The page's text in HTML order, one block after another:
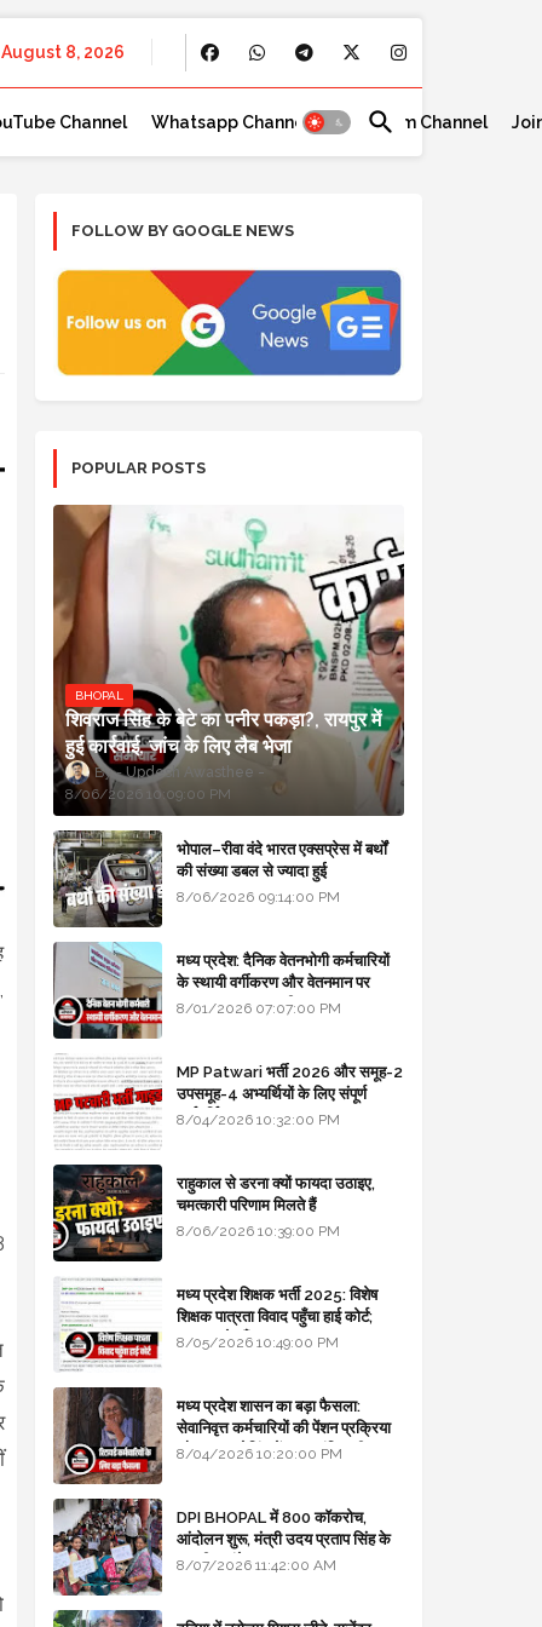
August 8, 2026
Channel Whatsapp Channel Telegram Channel
FOLLOW BY GOOGLE NEWS
POPULAR POSTS
BHOPAL
शिवराज सिंह के बेटे का पनीर पकड़ा?, रायपुर में
हुई कार्रवाई, जांच के लिए लैब भेजा
Updesh Awasthee
8/06/2026 10:09:00 PM
भोपाल–रीवा वंदे भारत एक्सप्रेस में बर्थों
की संख्या डबल से ज्यादा हुई
8/06/2026 09:14:00 PM
मध्य प्रदेश: दैनिक वेतनभोगी कर्मचारियों
के स्थायी वर्गीकरण और वेतनमान पर
सरकार का बड़ा स्पष्टीकरण
8/01/2026 07:07:00 PM
MP Patwari भर्ती 2026 और समूह-2
उपसमूह-4 अभ्यर्थियों के लिए संपूर्ण
मार्गदर्शिका
8/04/2026 10:32:00 PM
राहुकाल से डरना क्यों फायदा उठाइए,
चमत्कारी परिणाम मिलते हैं
8/06/2026 10:39:00 PM
मध्य प्रदेश शिक्षक भर्ती 2025: विशेष
शिक्षक पात्रता विवाद पहुँचा हाई कोर्ट;
सरकार से माँगा जवाब
8/05/2026 10:49:00 PM
मध्य प्रदेश शासन का बड़ा फैसला:
सेवानिवृत्त कर्मचारियों की पेंशन प्रक्रिया
और बजट कोडिंग में हुए क्रांतिकारी
8/04/2026 10:20:00 PM
DPI BHOPAL में 800 कॉकरोच,
आंदोलन शुरू, मंत्री उदय प्रताप सिंह के
घर भी जाएंगे
8/07/2026 11:42:00 AM